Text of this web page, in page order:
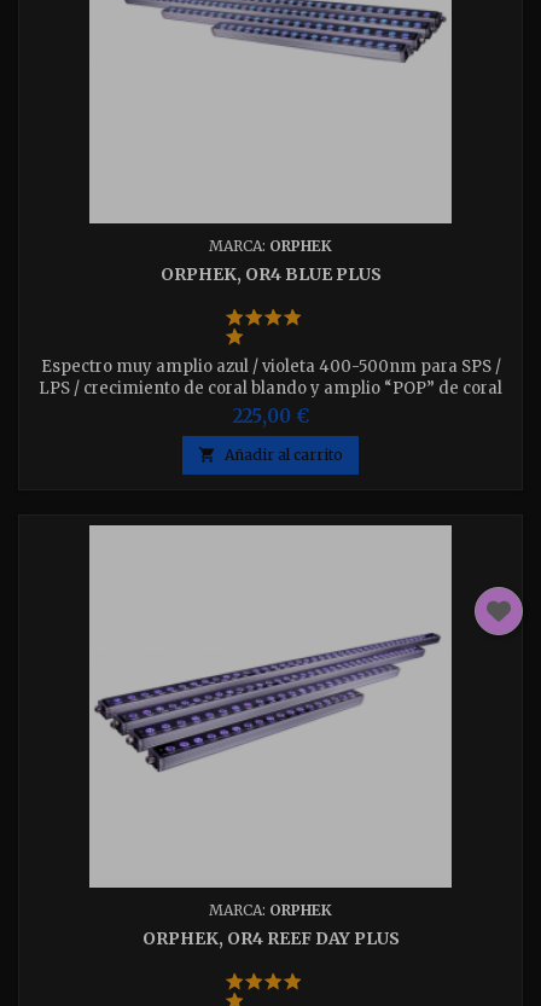
MARCA: ORPHEK
ORPHEK, OR4 BLUE PLUS
Espectro muy amplio azul / violeta 400-500nm para SPS /
LPS / crecimiento de coral blando y amplio “POP” de coral
fluorescente. Incluye juego de cables para colgar del techo
Disponible en 5 medidas 15 - 30 - 40 - 60 -75 w. Con las
mismas prestaciones que las OR3, pero con el modulo ICON
incluido que permite su control con la app de Orphek.
225,00 €
 Añadir al carrito
MARCA: ORPHEK
ORPHEK, OR4 REEF DAY PLUS